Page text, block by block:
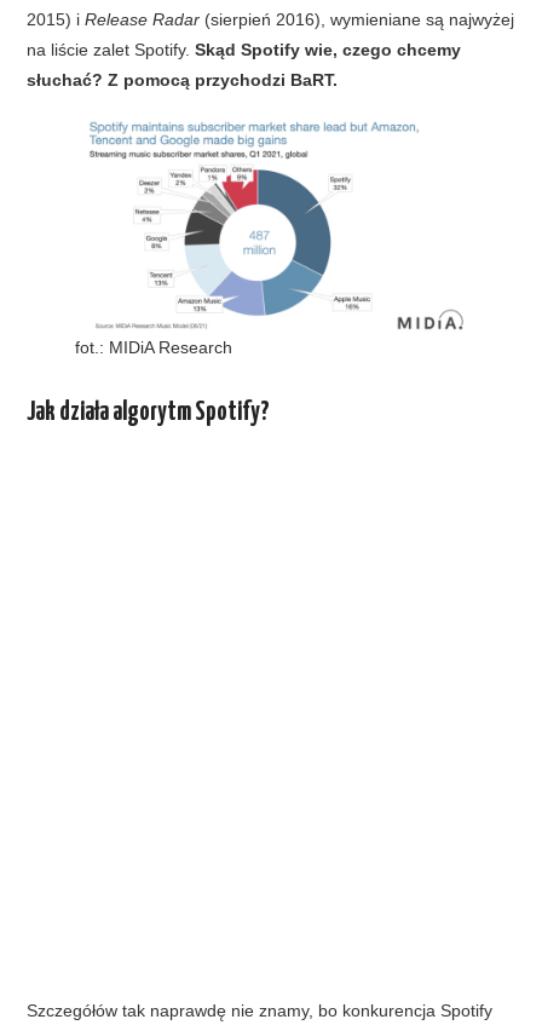
2015) iRelease Radar (sierpień 2016), wymieniane są najwyżej
na liście zalet Spotify.Skąd Spotify wie, czego chcemy
słuchać? Z pomocą przychodzi BaRT.
fot.: MIDiA Research
Jak działa algorytm Spotify?
Szczegółów tak naprawdę nie znamy, bo konkurencja Spotify